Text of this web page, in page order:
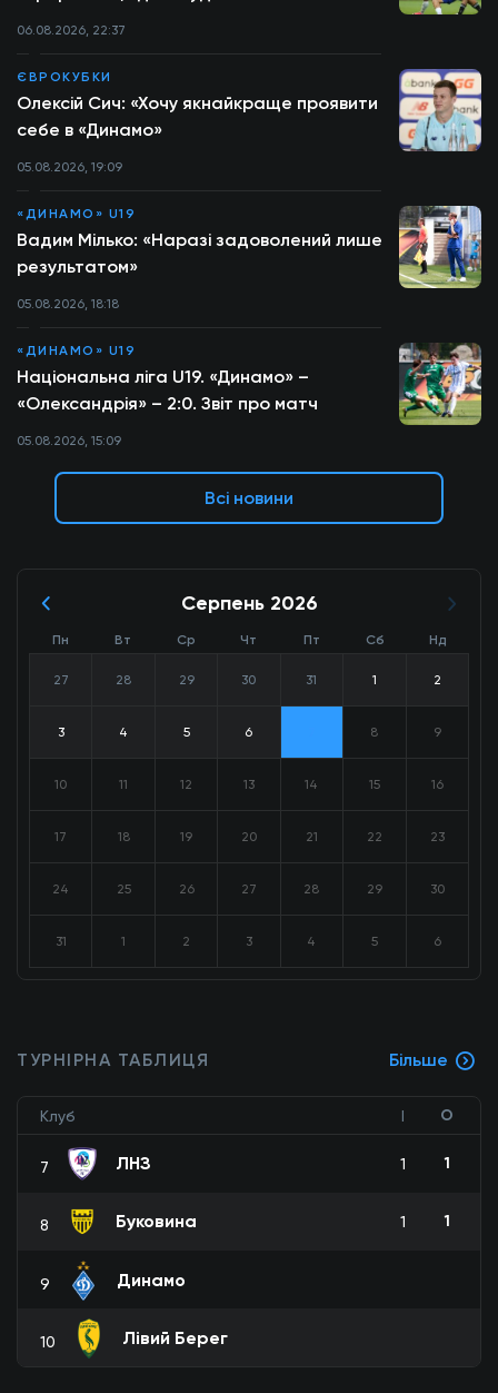
06.08.2026, 22:37
ЄВРОКУБКИ
Олексій Сич: «Хочу якнайкраще проявити
себе в «Динамо»
05.08.2026, 19:09
«ДИНАМО» U19
Вадим Мілько: «Наразі задоволений лише
результатом»
05.08.2026, 18:18
«ДИНАМО» U19
Національна ліга U19. «Динамо» –
«Олександрія» – 2:0. Звіт про матч
05.08.2026, 15:09
Всі новини
Серпень 2026
Пн Вт Ср Чт Пт Сб Нд
27 28 29 30 31 1 2
3 4 5 6 8 9
10 11 12 13 14 15 16
17 18 19 20 21 22 23
24 25 26 27 28 29 30
31 1 2 3 4 5 6
ТУРНІРНА ТАБЛИЦЯ Більше
Клуб І О
7 ЛНЗ 1 1
8 Буковина 1 1
9 Динамо
10 Лівий Берег